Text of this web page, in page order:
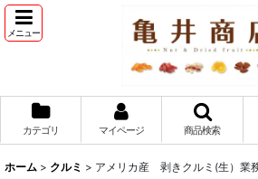
メニュー
カテゴリ マイページ 商品検索
ホーム > クルミ > アメリカ産 剥きクルミ(生）業